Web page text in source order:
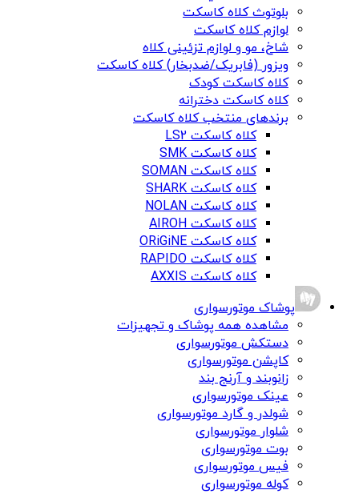
بلوتوث کلاه کاسکت
لوازم کلاه کاسکت
شاخ، مو و لوازم تزئینی کلاه
ویزور (فابریک/ضدبخار) کلاه کاسکت
کلاه کاسکت کودک
کلاه کاسکت دخترانه
برندهای منتخب کلاه کاسکت
کلاه کاسکت LS2
کلاه کاسکت SMK
کلاه کاسکت SOMAN
کلاه کاسکت SHARK
کلاه کاسکت NOLAN
کلاه کاسکت AIROH
کلاه کاسکت ORiGiNE
کلاه کاسکت RAPIDO
کلاه کاسکت AXXIS
پوشاک موتورسواری
مشاهده همه پوشاک و تجهیزات
دستکش موتورسواری
کاپشن موتورسواری
زانوبند و آرنج بند
عینک موتورسواری
شولدر و گارد موتورسواری
شلوار موتورسواری
بوت موتورسواری
فیس موتورسواری
کوله موتورسواری